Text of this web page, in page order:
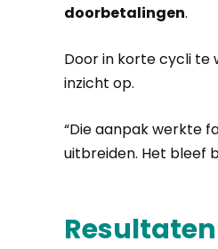
doorbetalingen.
Door in korte cycli te
inzicht op.
“Die aanpak werkte
uitbreiden. Het bleef